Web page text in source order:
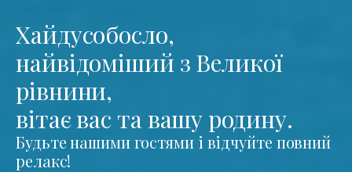
Хайдусобосло,
найвідоміший з Великої
рівнини,
вітає вас та вашу родину.
Будьте нашими гостями і відчуйте повний
релакс!